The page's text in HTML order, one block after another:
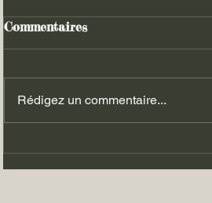
Commentaires
Rédigez un commentaire...